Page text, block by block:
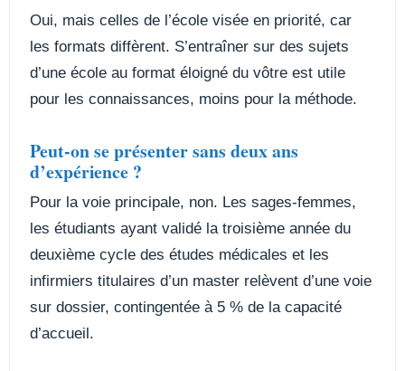
Oui, mais celles de l’école visée en priorité, car
les formats diffèrent. S’entraîner sur des sujets
d’une école au format éloigné du vôtre est utile
pour les connaissances, moins pour la méthode.
Peut-on se présenter sans deux ans
d’expérience ?
Pour la voie principale, non. Les sages-femmes,
les étudiants ayant validé la troisième année du
deuxième cycle des études médicales et les
infirmiers titulaires d’un master relèvent d’une voie
sur dossier, contingentée à 5 % de la capacité
d’accueil.